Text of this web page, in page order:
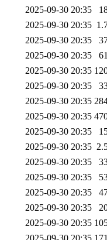
2025-09-30 20:35
2025-09-30 20:35
2025-09-30 20:35
2025-09-30 20:35
2025-09-30 20:35
2025-09-30 20:35
2025-09-30 20:35
2025-09-30 20:35
2025-09-30 20:35
2025-09-30 20:35
2025-09-30 20:35
2025-09-30 20:35
2025-09-30 20:35
2025-09-30 20:35
2025-09-30 20:35